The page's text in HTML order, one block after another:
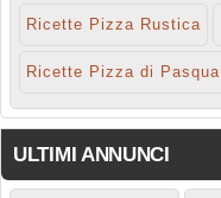
Ricette Pizza Rustica
Ricette Pizza di Pasqua
ULTIMI ANNUNCI